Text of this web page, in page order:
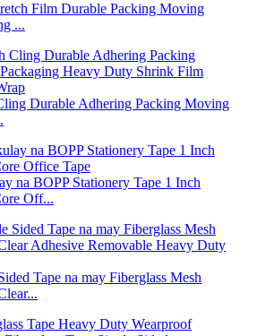
Film Durable Packing Moving
...
Durable Adhering Packing Moving
na BOPP Stationery Tape 1 Inch
Off...
Tape na may Fiberglass Mesh